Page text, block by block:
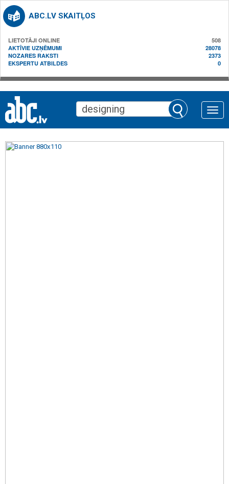
ABC.LV SKAITĻOS
LIETOTĀJI ONLINE
508
AKTĪVIE UZŅĒMUMI
28078
NOZARES RAKSTI
2373
EKSPERTU ATBILDES
0
Toggle